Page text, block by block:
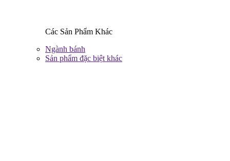
Các Sản Phẩm Khác
Ngành bánh
Sản phẩm đặc biệt khác